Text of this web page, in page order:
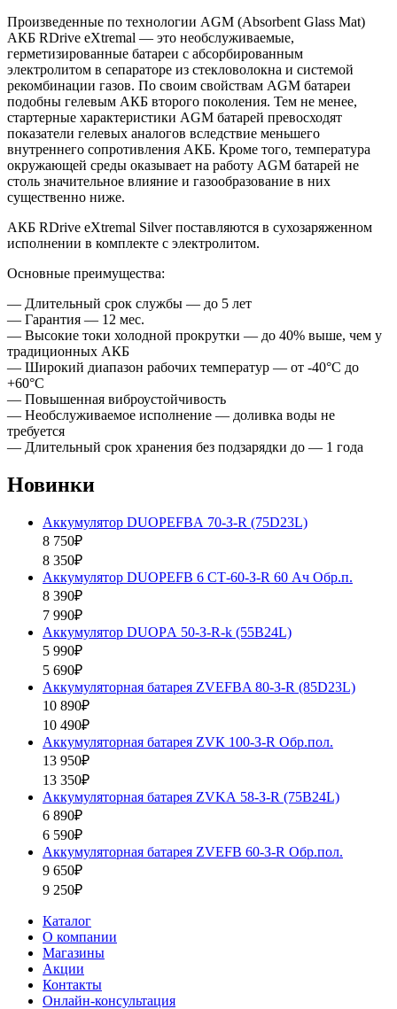
Произведенные по технологии AGM (Absorbent Glass Mat)
АКБ RDrive eXtremal — это необслуживаемые,
герметизированные батареи с абсорбированным
электролитом в сепараторе из стекловолокна и системой
рекомбинации газов. По своим свойствам AGM батареи
подобны гелевым АКБ второго поколения. Тем не менее,
стартерные характеристики AGM батарей превосходят
показатели гелевых аналогов вследствие меньшего
внутреннего сопротивления АКБ. Кроме того, температура
окружающей среды оказывает на работу AGM батарей не
столь значительное влияние и газообразование в них
существенно ниже.
АКБ RDrive eXtremal Silver поставляются в сухозаряженном
исполнении в комплекте с электролитом.
Основные преимущества:
— Длительный срок службы — до 5 лет
— Гарантия — 12 мес.
— Высокие токи холодной прокрутки — до 40% выше, чем у
традиционных АКБ
— Широкий диапазон рабочих температур — от -40°С до
+60°С
— Повышенная виброустойчивость
— Необслуживаемое исполнение — доливка воды не
требуется
— Длительный срок хранения без подзарядки до — 1 года
Новинки
Аккумулятор DUOPEFBА 70-З-R (75D23L)
8 750₽
8 350₽
Аккумулятор DUOPEFB 6 СТ-60-З-R 60 Ач Обр.п.
8 390₽
7 990₽
Аккумулятор DUOPА 50-З-R-k (55B24L)
5 990₽
5 690₽
Аккумуляторная батарея ZVEFBA 80-З-R (85D23L)
10 890₽
10 490₽
Аккумуляторная батарея ZVК 100-З-R Обр.пол.
13 950₽
13 350₽
Аккумуляторная батарея ZVKА 58-З-R (75B24L)
6 890₽
6 590₽
Аккумуляторная батарея ZVEFB 60-З-R Обр.пол.
9 650₽
9 250₽
Каталог
О компании
Магазины
Акции
Контакты
Онлайн-консультация